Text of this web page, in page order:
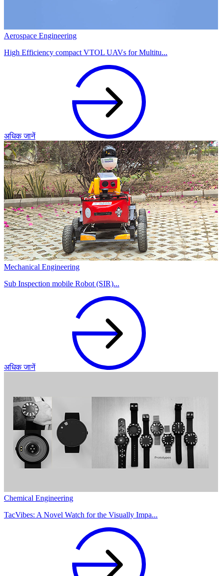
Aerospace Engineering
High Efficiency compact VTOL UAVs for Multitu...
अधिक जानें
Mechanical Engineering
Sub Inspection mobile Robot (SIR)...
अधिक जानें
Chemical Engineering
TacVibes: A Novel Watch for the Visually Impa...